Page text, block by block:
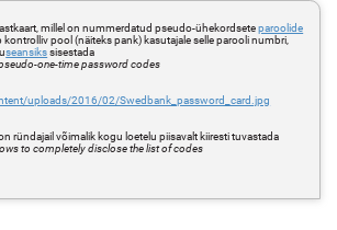
millel on nummerdatud pseudo-ühekordseteparoolide
kontrolliv pool (näiteks pank) kasutajale selle parooli numbri,
seansikssisestada
one-time password codes
uploads/2016/02/Swedbank_password_card.jpg
ründajail võimalik kogu loetelu piisavalt kiiresti tuvastada
to completely disclose the list of codes